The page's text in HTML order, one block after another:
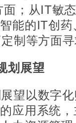
；从IT敏
能的IT创
制等方面
划展望
望以数字
应用系统